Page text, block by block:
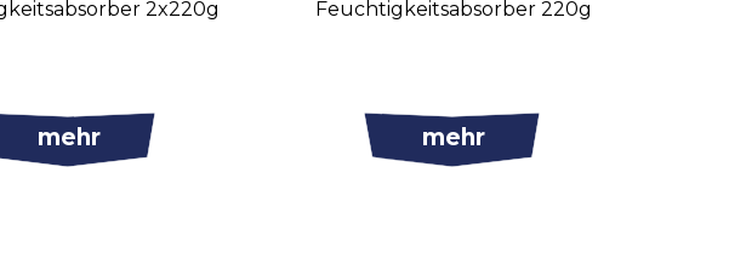
2x220g
mehr
Feuchtigkeitsabsorber 220g
mehr